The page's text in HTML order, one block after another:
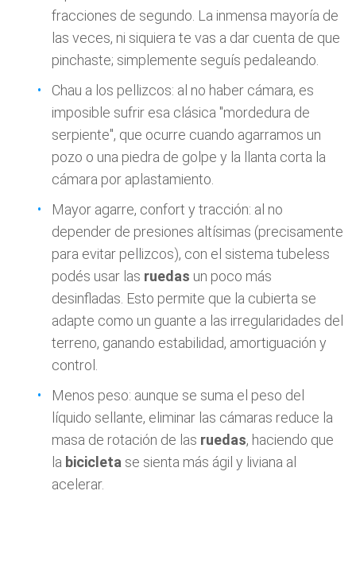
fracciones de segundo. La inmensa mayoría de
las veces, ni siquiera te vas a dar cuenta de que
pinchaste; simplemente seguís pedaleando.
Chau a los pellizcos: al no haber cámara, es
imposible sufrir esa clásica "mordedura de
serpiente", que ocurre cuando agarramos un
pozo o una piedra de golpe y la llanta corta la
cámara por aplastamiento.
Mayor agarre, confort y tracción: al no
depender de presiones altísimas (precisamente
para evitar pellizcos), con el sistema tubeless
podés usar las ruedas un poco más
desinfladas. Esto permite que la cubierta se
adapte como un guante a las irregularidades del
terreno, ganando estabilidad, amortiguación y
control.
Menos peso: aunque se suma el peso del
líquido sellante, eliminar las cámaras reduce la
masa de rotación de las ruedas, haciendo que
la bicicleta se sienta más ágil y liviana al
acelerar.